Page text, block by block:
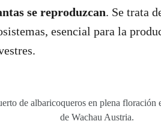
se reproduzcan. Se trata
esencial para la
de albaricoqueros en plena floración
de Wachau Austria.